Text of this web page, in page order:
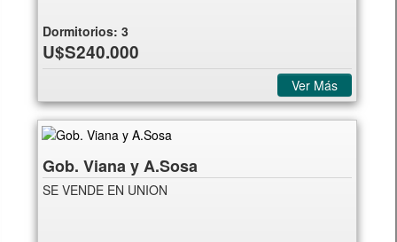
Dormitorios:3
U$S240.000
Ver Más
Gob. Viana y A.Sosa
SE VENDE EN UNION